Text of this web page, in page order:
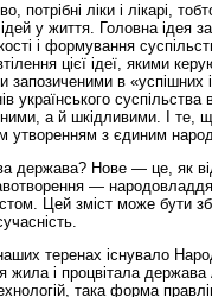
потрібні ліки і лікарі,
ідей у життя. Головна ідея
і формування
цієї ідеї, якими
запозиченими в «успішних
українського
а й шкідливими. І те,
утворенням з єдиним
держава? Нове — це, як
—
Цей зміст може бути
теренах існувало
і процвітала держава
така форма